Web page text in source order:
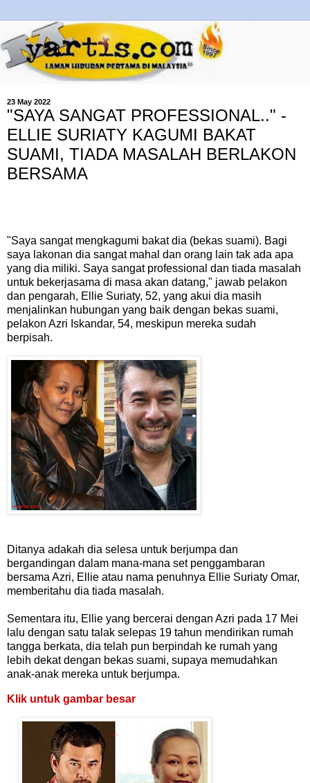
23 May 2022
"SAYA SANGAT PROFESSIONAL.." -
ELLIE SURIATY KAGUMI BAKAT
SUAMI, TIADA MASALAH BERLAKON
BERSAMA
"Saya sangat mengkagumi bakat dia (bekas suami). Bagi
saya lakonan dia sangat mahal dan orang lain tak ada apa
yang dia miliki. Saya sangat professional dan tiada masalah
untuk bekerjasama di masa akan datang," jawab pelakon
dan pengarah, Ellie Suriaty, 52, yang akui dia masih
menjalinkan hubungan yang baik dengan bekas suami,
pelakon Azri Iskandar, 54, meskipun mereka sudah
berpisah.
Ditanya adakah dia selesa untuk berjumpa dan
bergandingan dalam mana-mana set penggambaran
bersama Azri, Ellie atau nama penuhnya Ellie Suriaty Omar,
memberitahu dia tiada masalah.
Sementara itu, Ellie yang bercerai dengan Azri pada 17 Mei
lalu dengan satu talak selepas 19 tahun mendirikan rumah
tangga berkata, dia telah pun berpindah ke rumah yang
lebih dekat dengan bekas suami, supaya memudahkan
anak-anak mereka untuk berjumpa.
Klik untuk gambar besar